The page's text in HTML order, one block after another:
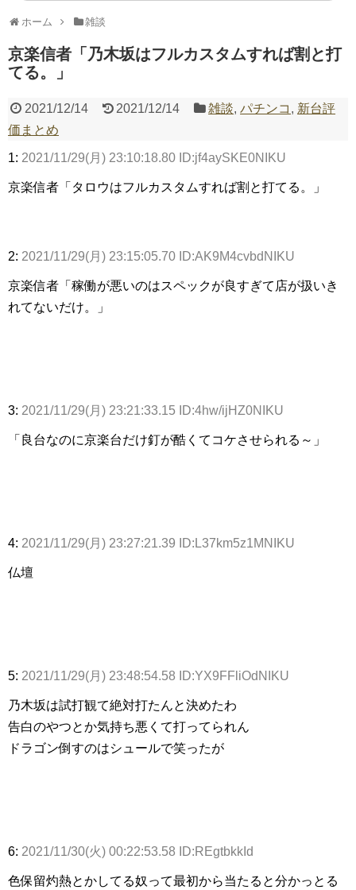
いヤバいか教えて？...
Powered by livedoor 相互RSS
ホーム 雑談
京楽信者「乃木坂はフルカスタムすれば割と打
てる。」
2021/12/14 2021/12/14 雑談,パチンコ , 新台評
価まとめ
1: 2021/11/29(月) 23:10:18.80 ID:jf4aySKE0NIKU
京楽信者「タロウはフルカスタムすれば割と打てる。」
2: 2021/11/29(月) 23:15:05.70 ID:AK9M4cvbdNIKU
京楽信者「稼働が悪いのはスペックが良すぎて店が扱いき
れてないだけ。」
3: 2021/11/29(月) 23:21:33.15 ID:4hw/ijHZ0NIKU
「良台なのに京楽台だけ釘が酷くてコケさせられる～」
4: 2021/11/29(月) 23:27:21.39 ID:L37km5z1MNIKU
仏壇
5: 2021/11/29(月) 23:48:54.58 ID:YX9FFliOdNIKU
乃木坂は試打観て絶対打たんと決めたわ
告白のやつとか気持ち悪くて打ってられん
ドラゴン倒すのはシュールで笑ったが
6: 2021/11/30(火) 00:22:53.58 ID:REgtbkkId
色保留灼熱とかしてる奴って最初から当たると分かっとる